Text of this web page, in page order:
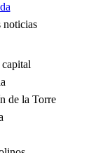
noticias
de la Torre